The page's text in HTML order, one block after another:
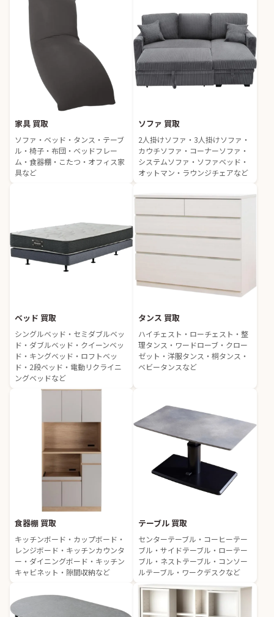
家具 買取
ソファ・ベッド・タンス・テーブ
ル・椅子・布団・ベッドフレー
ム・食器棚・こたつ・オフィス家
具など
ソファ 買取
2人掛けソファ・3人掛けソファ・
カウチソファ・コーナーソファ・
システムソファ・ソファベッド・
オットマン・ラウンジチェアなど
ベッド 買取
シングルベッド・セミダブルベッ
ド・ダブルベッド・クイーンベッ
ド・キングベッド・ロフトベッ
ド・2段ベッド・電動リクライニ
ングベッドなど
タンス 買取
ハイチェスト・ローチェスト・整
理タンス・ワードローブ・クロー
ゼット・洋服タンス・桐タンス・
ベビータンスなど
食器棚 買取
キッチンボード・カップボード・
レンジボード・キッチンカウンタ
ー・ダイニングボード・キッチン
キャビネット・隙間収納など
テーブル 買取
センターテーブル・コーヒーテー
ブル・サイドテーブル・ローテー
ブル・ネストテーブル・コンソー
ルテーブル・ワークデスクなど